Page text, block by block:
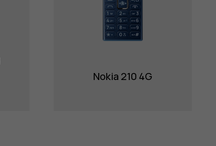
Nokia 210 4G